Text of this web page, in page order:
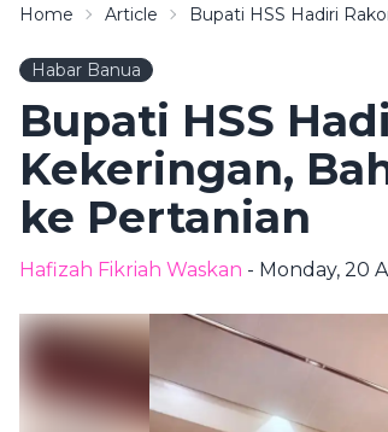
Home Article Bupati HSS Hadiri
Habar Banua
Bupati HSS
Kekeringan,
ke Pertanian
Hafizah Fikriah Waskan - Monday, 20